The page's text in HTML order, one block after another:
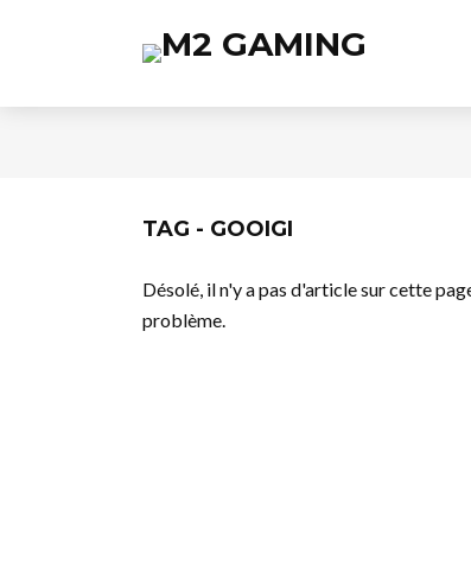
TAG - GOOIGI
Désolé, il n'y a pas d'article sur cette
problème.